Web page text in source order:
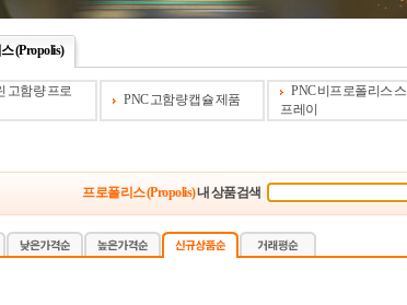
(Propolis)
고함량 프로
PNC 고함량 캡슐 제품
PNC 비프로폴리스 스
프레이
프로폴리스 (Propolis)내 상품검색